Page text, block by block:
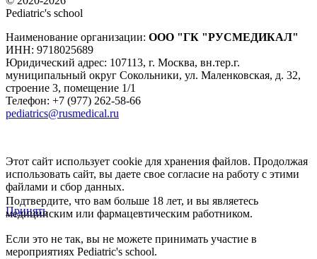
Pediatric's school
Наименование организации: ООО "ГК "РУСМЕДИКАЛ"
ИНН: 9718025689
Юридический адрес: 107113, г. Москва, вн.тер.г.
муниципальный округ Сокольники, ул. Маленковская, д. 32,
строение 3, помещение 1/1
Телефон: +7 (977) 262-58-66
pediatrics@rusmedical.ru
Этот сайт использует cookie для хранения файлов. Продолжая
использовать сайт, вы даете свое согласие на работу с этими
файлами и сбор данных.
Принять
Подтвердите, что вам больше 18 лет, и вы являетесь
медицинским или фармацевтическим работником.
Если это не так, вы не можете принимать участие в
мероприятиях Pediatric's school.